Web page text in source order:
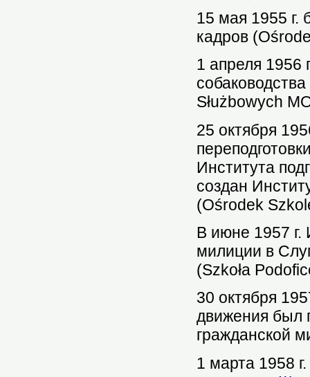
15 мая 1955 г.
кадров
1 апреля 1956
Służbowych
25 октября
Института
создан
(Ośrodek
В июне 1957 г.
милиции в
(Szkoła
30 октября
движения был
гражданской
1 марта 1958 г.